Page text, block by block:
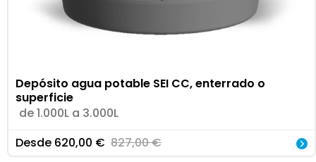
Depósito agua potable SEI CC, enterrado o
superficie
de 1.000L a 3.000L
Desde 620,00 € 827,00€